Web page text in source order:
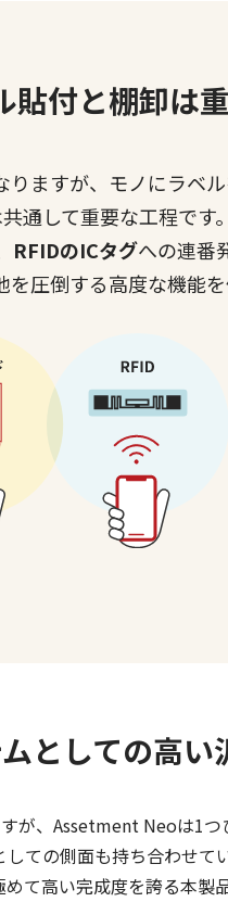
貼付と棚卸は
ますが、モノにラベル
通して重要な工程です。
RFIDのICタグへの連番
圧倒する高度な機能を
としての高い
が、Assetment Neoは1つ
ての側面も持ち合わせてい
て高い完成度を誇る本製品